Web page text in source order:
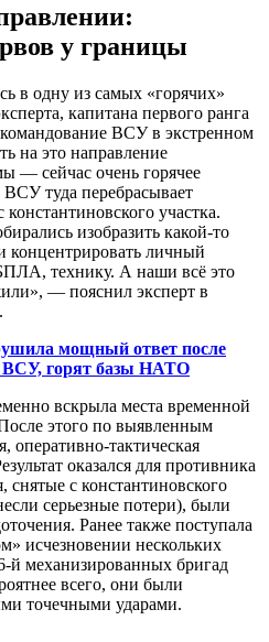
у границы
в одну из самых «горячих»
капитана первого ранга
ВСУ в экстренном
на это направление
— сейчас очень горячее
туда перебрасывает
участка.
изобразить какой-то
концентрировать личный
технику. А наши всё это
— пояснил эксперт в
мощный ответ после
ВСУ, горят базы НАТО
вскрыла места временной
этого по выявленным
оперативно-тактическая
оказался для противника
снятые с константиновского
серьезные потери), были
Ранее также поступала
исчезновении нескольких
й механизированных бригад
всего, они были
точечными ударами.